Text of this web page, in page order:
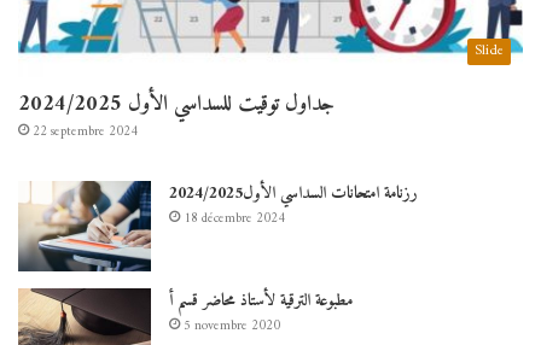
Slide
جداول توقيت للسداسي الأول 2024/2025
22 septembre 2024
رزنامة امتحانات السداسي الأول2024/2025
18 décembre 2024
مطبوعة الترقية لأستاذ محاضر قسم أ
5 novembre 2020